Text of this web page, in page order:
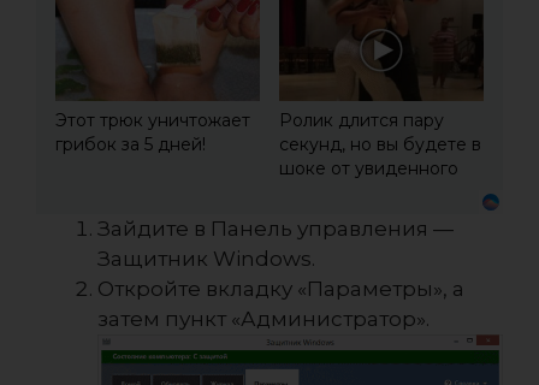
Этот трюк уничтожает
грибок за 5 дней!
Ролик длится пару
секунд, но вы будете в
шоке от увиденного
Зайдите в Панель управления —
Защитник Windows.
Откройте вкладку «Параметры», а
затем пункт «Администратор».